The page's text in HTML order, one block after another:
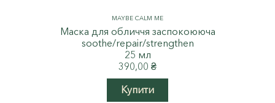
MAYBE CALM ME
Маска для обличчя заспокоююча
soothe/repair/strengthen
25 мл
390,00 ₴
Купити